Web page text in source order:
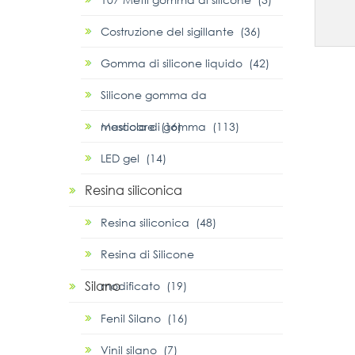
Costruzione del sigillante (36)
Gomma di silicone liquido (42)
Silicone gomma da
masticare (16)
Mescola di gomma (113)
LED gel (14)
Resina siliconica
Resina siliconica (48)
Resina di Silicone
modificato (19)
Silano
Fenil Silano (16)
Vinil silano (7)